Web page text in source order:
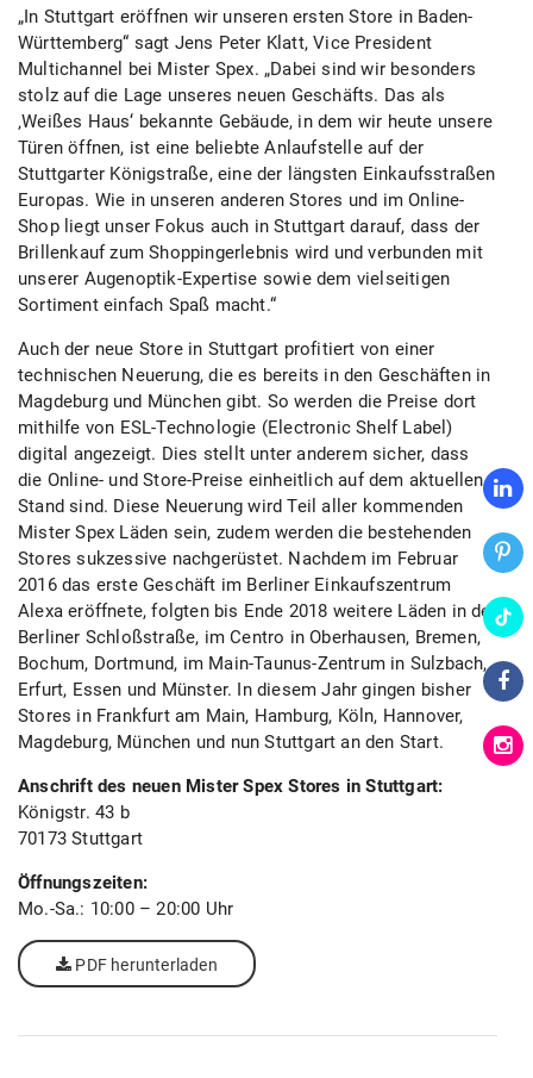
„In Stuttgart eröffnen wir unseren ersten Store in Baden-
Württemberg“ sagt Jens Peter Klatt, Vice President
Multichannel bei Mister Spex. „Dabei sind wir besonders
stolz auf die Lage unseres neuen Geschäfts. Das als
‚Weißes Haus‘ bekannte Gebäude, in dem wir heute unsere
Türen öffnen, ist eine beliebte Anlaufstelle auf der
Stuttgarter Königstraße, eine der längsten Einkaufsstraßen
Europas. Wie in unseren anderen Stores und im Online-
Shop liegt unser Fokus auch in Stuttgart darauf, dass der
Brillenkauf zum Shoppingerlebnis wird und verbunden mit
unserer Augenoptik-Expertise sowie dem vielseitigen
Sortiment einfach Spaß macht.“
Auch der neue Store in Stuttgart profitiert von einer
technischen Neuerung, die es bereits in den Geschäften in
Magdeburg und München gibt. So werden die Preise dort
mithilfe von ESL-Technologie (Electronic Shelf Label)
digital angezeigt. Dies stellt unter anderem sicher, dass
die Online- und Store-Preise einheitlich auf dem aktuellen
Stand sind. Diese Neuerung wird Teil aller kommenden
Mister Spex Läden sein, zudem werden die bestehenden
Stores sukzessive nachgerüstet. Nachdem im Februar
2016 das erste Geschäft im Berliner Einkaufszentrum
Alexa eröffnete, folgten bis Ende 2018 weitere Läden in der
Berliner Schloßstraße, im Centro in Oberhausen, Bremen,
Bochum, Dortmund, im Main-Taunus-Zentrum in Sulzbach,
Erfurt, Essen und Münster. In diesem Jahr gingen bisher
Stores in Frankfurt am Main, Hamburg, Köln, Hannover,
Magdeburg, München und nun Stuttgart an den Start.
Anschrift des neuen Mister Spex Stores in Stuttgart:
Königstr. 43 b
70173 Stuttgart
Öffnungszeiten:
Mo.-Sa.: 10:00 – 20:00 Uhr
PDF herunterladen